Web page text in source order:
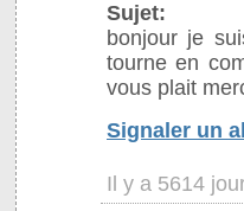
Sujet:
bonjour je
tourne en
vous plait
Signaler un
Il y a 5614